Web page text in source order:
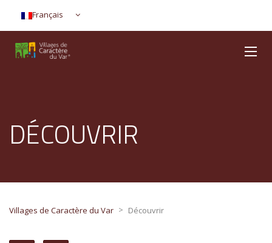
Français
DÉCOUVRIR
Villages de Caractère du Var > Découvrir